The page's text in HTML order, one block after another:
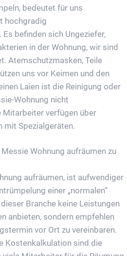
bedeutet für uns
hochgradig
befinden sich Ungeziefer,
in der Wohnung, wir sind
Atemschutzmasken, Teile
uns vor Keimen und den
Laien ist die Reinigung oder
Wohnung nicht
verfügen über
mit Spezialgeräten.
Wohnung aufräumen zu
aufräumen, ist aufwendiger
einer „normalen“
Branche keine Leistungen
anbieten, sondern empfehlen
vor Ort zu vereinbaren.
Kostenkalkulation sind die